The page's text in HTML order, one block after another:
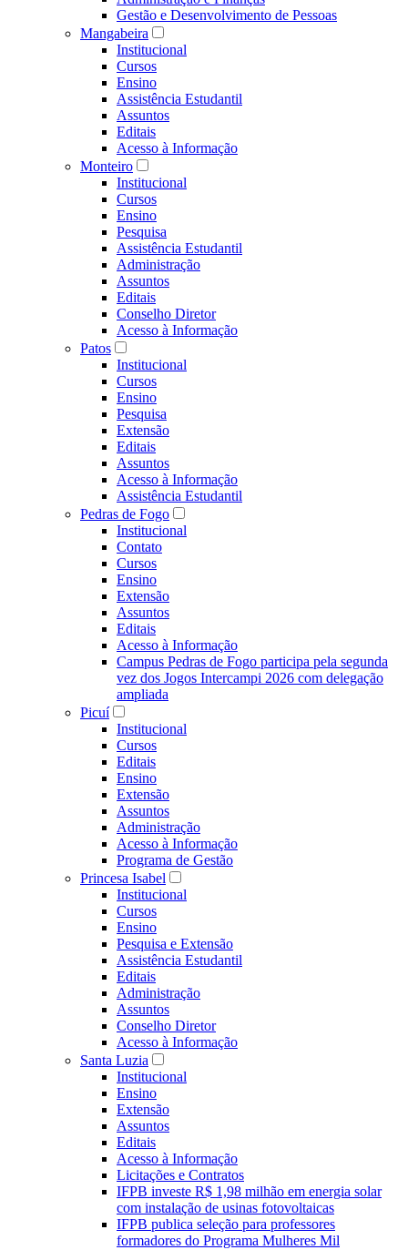
Gestão e Desenvolvimento de Pessoas
Mangabeira
Institucional
Cursos
Ensino
Assistência Estudantil
Assuntos
Editais
Acesso à Informação
Monteiro
Institucional
Cursos
Ensino
Pesquisa
Assistência Estudantil
Administração
Assuntos
Editais
Conselho Diretor
Acesso à Informação
Patos
Institucional
Cursos
Ensino
Pesquisa
Extensão
Editais
Assuntos
Acesso à Informação
Assistência Estudantil
Pedras de Fogo
Institucional
Contato
Cursos
Ensino
Extensão
Assuntos
Editais
Acesso à Informação
Campus Pedras de Fogo participa pela segunda
vez dos Jogos Intercampi 2026 com delegação
ampliada
Picuí
Institucional
Cursos
Editais
Ensino
Extensão
Assuntos
Administração
Acesso à Informação
Programa de Gestão
Princesa Isabel
Institucional
Cursos
Ensino
Pesquisa e Extensão
Assistência Estudantil
Editais
Administração
Assuntos
Conselho Diretor
Acesso à Informação
Santa Luzia
Institucional
Ensino
Extensão
Assuntos
Editais
Acesso à Informação
Licitações e Contratos
IFPB investe R$ 1,98 milhão em energia solar
com instalação de usinas fotovoltaicas
IFPB publica seleção para professores
formadores do Programa Mulheres Mil